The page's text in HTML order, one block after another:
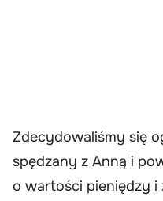
Zdecydowaliśmy się
spędzany z Anną i
o wartości pieniędzy i